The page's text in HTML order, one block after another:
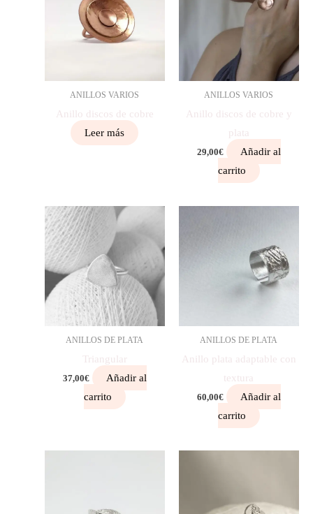
ANILLOS VARIOS
Anillo discos de cobre
Leer más
ANILLOS VARIOS
Anillo discos de cobre y
plata
29,00€
Añadir al
carrito
ANILLOS DE PLATA
Triangular
37,00€
Añadir al
carrito
ANILLOS DE PLATA
Anillo plata adaptable con
textura
60,00€
Añadir al
carrito